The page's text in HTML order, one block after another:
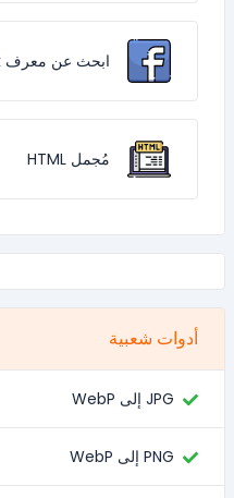
ابحث عن معرف Facebook
مُجمل HTML
أدوات شعبية
JPG إلى WebP
PNG إلى WebP